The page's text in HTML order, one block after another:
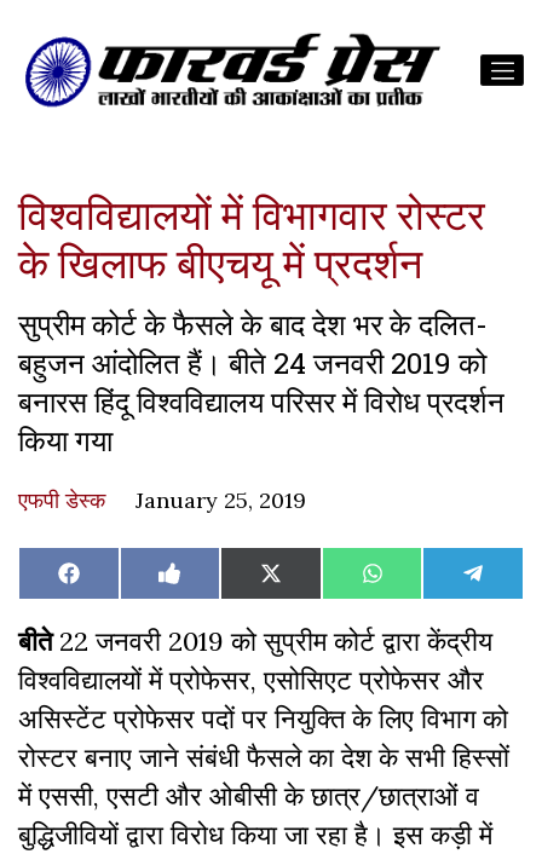
विश्वविद्यालयों में विभागवार रोस्टर
के खिलाफ बीएचयू में प्रदर्शन
सुप्रीम कोर्ट के फैसले के बाद देश भर के दलित-
बहुजन आंदोलित हैं। बीते 24 जनवरी 2019 को
बनारस हिंदू विश्वविद्यालय परिसर में विरोध प्रदर्शन
किया गया
एफपी डेस्‍क January 25, 2019
Share
on
Facebook Share
on
Like
on
Facebook
Share
on
X
(Twitter)
Share
on
WhatsAppShare
on
बीते22 जनवरी 2019 को सुप्रीम कोर्ट द्वारा केंद्रीय
विश्वविद्यालयों में प्रोफेसर, एसोसिएट प्रोफेसर और
असिस्टेंट प्रोफेसर पदों पर नियुक्ति के लिए विभाग को
रोस्टर बनाए जाने संबंधी फैसले का देश के सभी हिस्सों
में एससी, एसटी और ओबीसी के छात्र/छात्राओं व
बुद्धिजीवियों द्वारा विरोध किया जा रहा है। इस कड़ी में